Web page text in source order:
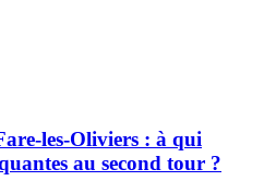
les-Oliviers : à qui
au second tour ?